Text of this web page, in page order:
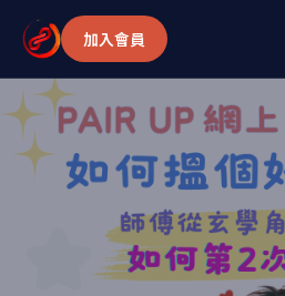
加入會員